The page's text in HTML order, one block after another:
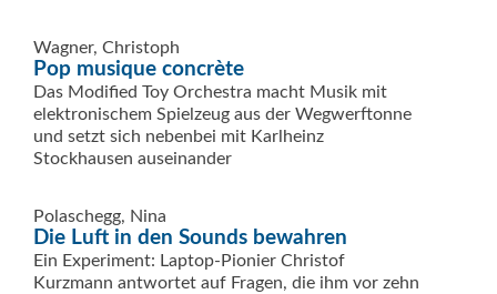
Wagner, Christoph
Pop musique concrète
Das Modified Toy Orchestra macht Musik mit
elektronischem Spielzeug aus der Wegwerftonne
und setzt sich nebenbei mit Karlheinz
Stockhausen auseinander
Polaschegg, Nina
Die Luft in den Sounds bewahren
Ein Experiment: Laptop-Pionier Christof
Kurzmann antwortet auf Fragen, die ihm vor zehn